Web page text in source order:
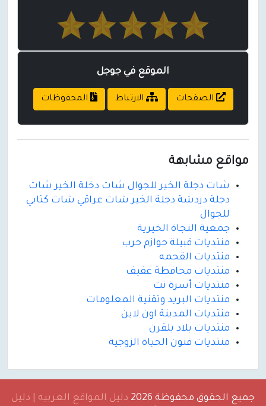
الموقع في جوجل
الصفحات الارتباط المحفوظات
مواقع مشابهة
شات دجلة الخير للجوال شات دخلة الخير شات
دجلة دردشة دجلة الخير شات عراقي شات كتابي
للجوال
جمعية النجاة الخيرية
منتديات قبيلة حوازم حرب
منتديات القحمه
منتديات محافظة عفيف
منتديات أسرة نت
منتديات البريد وتقنية المعلومات
منتديات المدينة اون لاين
منتديات بلاد بلقرن
منتديات فنون الحياة الزوجية
جميع الحقوق محفوظة 2026 دليل المواقع العربيه | دليل